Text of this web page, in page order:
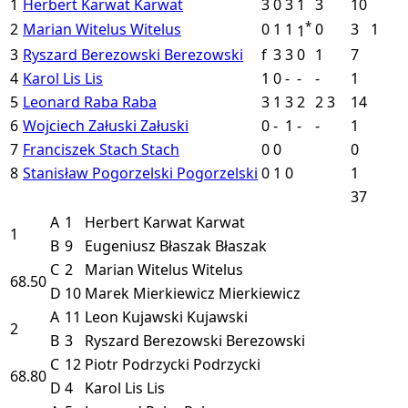
1 Herbert Karwat Karwat 303 1 3
10
2 Marian Witelus Witelus 0 1 1 1* 0 3
1
3 Ryszard Berezowski Berezowski f 330 1
7
4 Karol Lis Lis 1 0- - -
1
5 Leonard Raba Raba 3 1 32 23
14
6 Wojciech Załuski Załuski 0- 1 - -
1
7 Franciszek Stach Stach 00
0
8 Stanisław Pogorzelski Pogorzelski 0 1 0
1
37
1
A 1 Herbert Karwat Karwat
B 9 Eugeniusz Błaszak Błaszak
68.50
C 2 Marian Witelus Witelus
D 10 Marek Mierkiewicz Mierkiewicz
2
A 11 Leon Kujawski Kujawski
B 3 Ryszard Berezowski Berezowski
68.80
C 12 Piotr Podrzycki Podrzycki
D 4 Karol Lis Lis